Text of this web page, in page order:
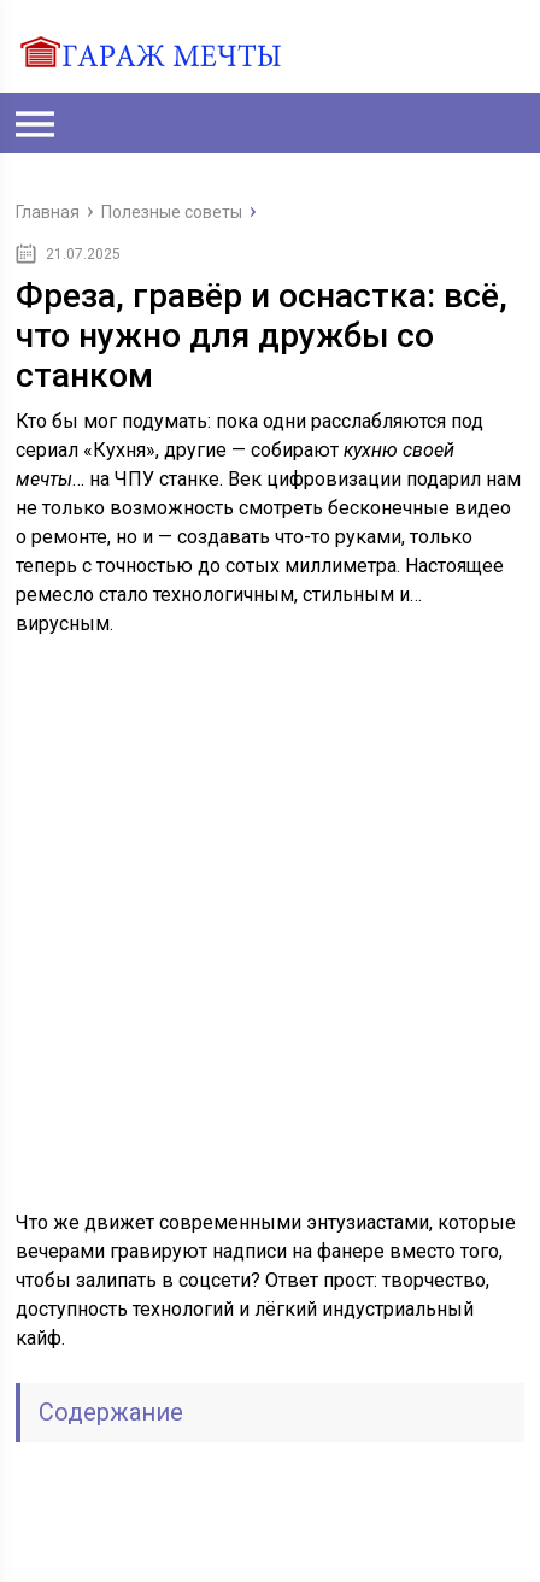
Главная Полезные советы
21.07.2025
Фреза, гравёр и оснастка: всё,
что нужно для дружбы со
станком
Кто бы мог подумать: пока одни расслабляются под
сериал «Кухня», другие — собираюткухню своей
мечты… на ЧПУ станке. Век цифровизации подарил нам
не только возможность смотреть бесконечные видео
о ремонте, но и — создавать что-то руками, только
теперь с точностью до сотых миллиметра. Настоящее
ремесло стало технологичным, стильным и…
вирусным.
Что же движет современными энтузиастами, которые
вечерами гравируют надписи на фанере вместо того,
чтобы залипать в соцсети? Ответ прост: творчество,
доступность технологий и лёгкий индустриальный
кайф.
Содержание